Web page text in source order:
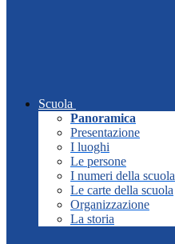
Scuola
Panoramica
Presentazione
I luoghi
Le persone
I numeri della scuola
Le carte della scuola
Organizzazione
La storia